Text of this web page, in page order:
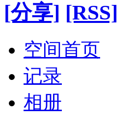
[分享] [RSS]
空间首页
记录
相册